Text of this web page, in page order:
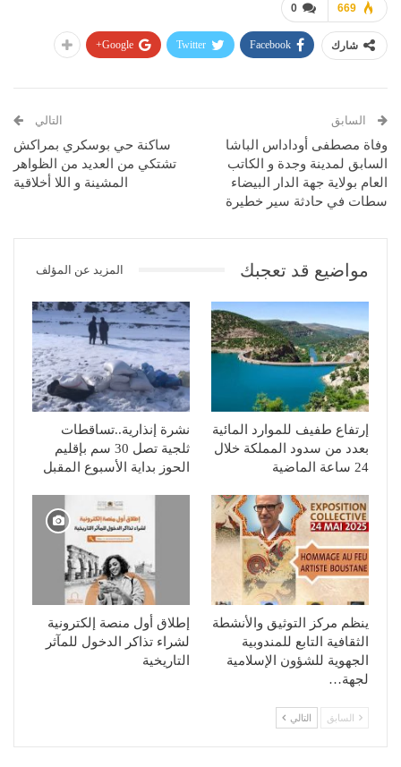
0 669
شارك Facebook
Twitter
Google+
السابق
وفاة مصطفى أوداداس الباشا
السابق لمدينة وجدة و الكاتب
العام بولاية جهة الدار البيضاء
سطات في حادثة سير خطيرة
التالي
ساكنة حي بوسكري بمراكش
تشتكي من العديد من الظواهر
المشينة و اللا أخلاقية
مواضيع قد تعجبك المزيد عن المؤلف
إرتفاع طفيف للموارد المائية
بعدد من سدود المملكة خلال
24 ساعة الماضية
نشرة إنذارية..تساقطات
ثلجية تصل 30 سم بإقليم
الحوز بداية الأسبوع المقبل
ينظم مركز التوثيق والأنشطة
الثقافية التابع للمندوبية
الجهوية للشؤون الإسلامية
لجهة…
إطلاق أول منصة إلكترونية
لشراء تذاكر الدخول للمآثر
التاريخية
السابق التالي